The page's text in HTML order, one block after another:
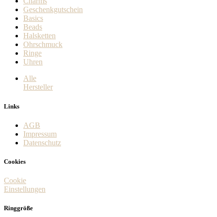
Geschenkgutschein
Basics
Beads
Halsketten
Ohrschmuck
Ringe
Uhren
Alle
Hersteller
Links
AGB
Impressum
Datenschutz
Cookies
Cookie
Einstellungen
Ringgröße